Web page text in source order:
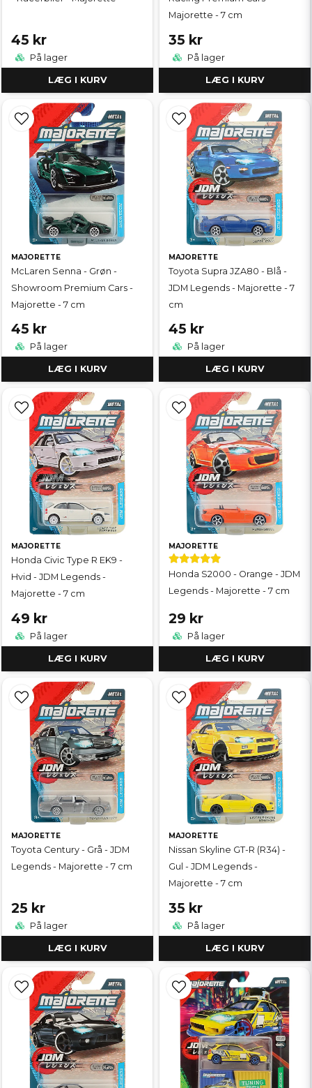
45 kr
På lager
LÆG I KURV
Majorette - 7 cm
35 kr
På lager
LÆG I KURV
MAJORETTE
McLaren Senna - Grøn -
Showroom Premium Cars -
Majorette - 7 cm
45 kr
På lager
LÆG I KURV
MAJORETTE
Toyota Supra JZA80 - Blå -
JDM Legends - Majorette - 7
cm
45 kr
På lager
LÆG I KURV
MAJORETTE
Honda Civic Type R EK9 -
Hvid - JDM Legends -
Majorette - 7 cm
49 kr
På lager
LÆG I KURV
MAJORETTE
Honda S2000 - Orange - JDM
Legends - Majorette - 7 cm
29 kr
På lager
LÆG I KURV
MAJORETTE
Toyota Century - Grå - JDM
Legends - Majorette - 7 cm
25 kr
På lager
LÆG I KURV
MAJORETTE
Nissan Skyline GT-R (R34) -
Gul - JDM Legends -
Majorette - 7 cm
35 kr
På lager
LÆG I KURV